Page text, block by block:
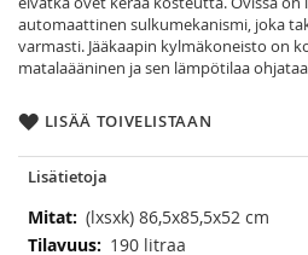
automaattinen sulkumekanismi, joka
varmasti. Jääkaapin kylmäkoneisto on
matalaääninen ja sen lämpötilaa
LISÄÄ TOIVELISTAAN
Lisätietoja
Lisätietoja(lxsxk) 86,5x85,5x52 cm
190 litraa